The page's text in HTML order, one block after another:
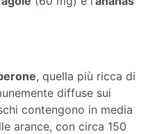
, quella più ricca di
diffuse sui
contengono in media
arance, con circa 150